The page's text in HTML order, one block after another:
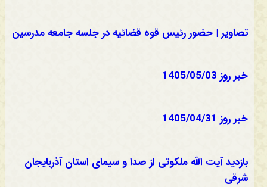
تصاویر | حضور رئیس قوه قضائیه در جلسه جامعه مدرسین
خبر روز 1405/05/03
خبر روز 1405/04/31
بازدید آیت الله ملکوتی از صدا و سیمای استان آذربایجان
شرقی